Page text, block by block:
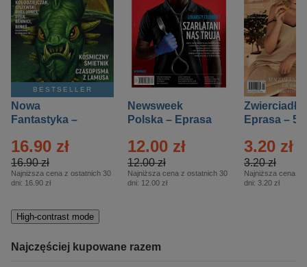
BESTSELLER
Nowa
Fantastyka –
16.90 zł
16.90 zł
Najniższa cena z ostatnich 30
dni: 16.90 zł
Newsweek
Polska – Eprasa
12.00 zł
12.00 zł
Najniższa cena z ostatnich 30
dni: 12.00 zł
Zwierciadło
Eprasa – 5/
3.20 zł
3.20 zł
Najniższa cena z
dni: 3.20 zł
High-contrast mode
Najczęściej kupowane razem